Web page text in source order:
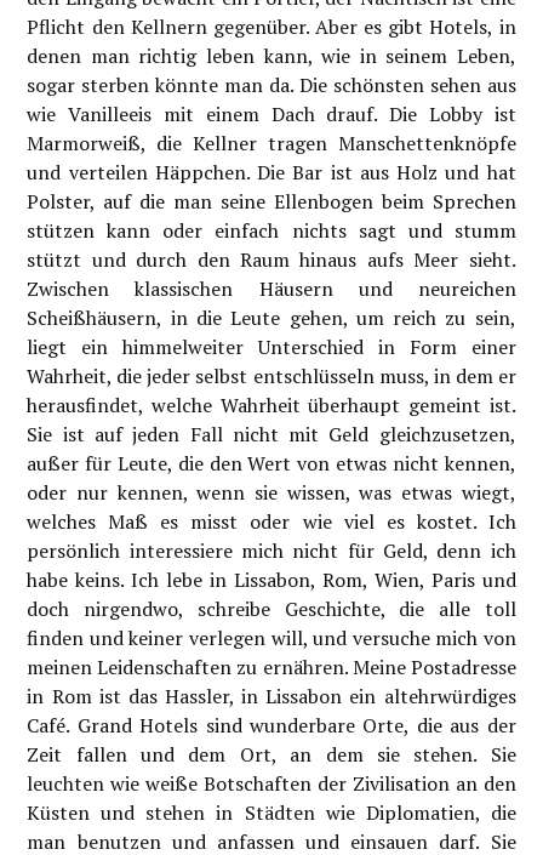
Pflicht den Kellnern gegenüber. Aber es gibt Hotels, in
denen man richtig leben kann, wie in seinem Leben,
sogar sterben könnte man da. Die schönsten sehen aus
wie Vanilleeis mit einem Dach drauf. Die Lobby ist
Marmorweiß, die Kellner tragen Manschettenknöpfe
und verteilen Häppchen. Die Bar ist aus Holz und hat
Polster, auf die man seine Ellenbogen beim Sprechen
stützen kann oder einfach nichts sagt und stumm
stützt und durch den Raum hinaus aufs Meer sieht.
Zwischen klassischen Häusern und neureichen
Scheißhäusern, in die Leute gehen, um reich zu sein,
liegt ein himmelweiter Unterschied in Form einer
Wahrheit, die jeder selbst entschlüsseln muss, in dem er
herausfindet, welche Wahrheit überhaupt gemeint ist.
Sie ist auf jeden Fall nicht mit Geld gleichzusetzen,
außer für Leute, die den Wert von etwas nicht kennen,
oder nur kennen, wenn sie wissen, was etwas wiegt,
welches Maß es misst oder wie viel es kostet. Ich
persönlich interessiere mich nicht für Geld, denn ich
habe keins. Ich lebe in Lissabon, Rom, Wien, Paris und
doch nirgendwo, schreibe Geschichte, die alle toll
finden und keiner verlegen will, und versuche mich von
meinen Leidenschaften zu ernähren. Meine Postadresse
in Rom ist das Hassler, in Lissabon ein altehrwürdiges
Café. Grand Hotels sind wunderbare Orte, die aus der
Zeit fallen und dem Ort, an dem sie stehen. Sie
leuchten wie weiße Botschaften der Zivilisation an den
Küsten und stehen in Städten wie Diplomatien, die
man benutzen und anfassen und einsauen darf. Sie